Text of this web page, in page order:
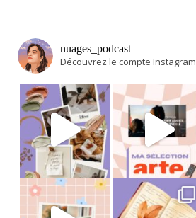
nuages_podcast
Découvrez le compte Instagram
Avant tout départ en vacances, j’adore m